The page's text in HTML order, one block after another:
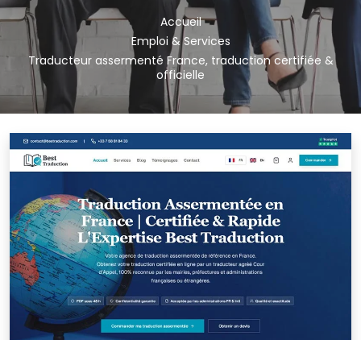
Accueil
Emploi & Services
Traducteur assermenté France, traduction certifiée &
officielle